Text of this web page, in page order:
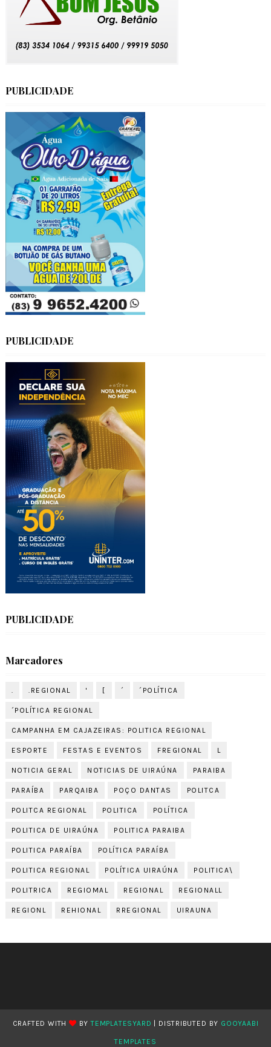
PUBLICIDADE
PUBLICIDADE
PUBLICIDADE
Marcadores
. .REGIONAL ' [ ´ ´POLÍTICA
´POLÍTICA REGIONAL
CAMPANHA EM CAJAZEIRAS: POLITICA REGIONAL
ESPORTE FESTAS E EVENTOS FREGIONAL L
NOTICIA GERAL NOTICIAS DE UIRAÚNA PARAIBA
PARAÍBA PARQAIBA POÇO DANTAS POLITCA
POLITCA REGIONAL POLITICA POLÍTICA
POLITICA DE UIRAÚNA POLITICA PARAIBA
POLITICA PARAÍBA POLÍTICA PARAÍBA
POLITICA REGIONAL POLÍTICA UIRAÚNA POLITICA\
POLITRICA REGIOMAL REGIONAL REGIONALL
REGIONL REHIONAL RREGIONAL UIRAUNA
CRAFTED WITH BYTEMPLATESYARD | DISTRIBUTED BY GOOYAABI
TEMPLATES